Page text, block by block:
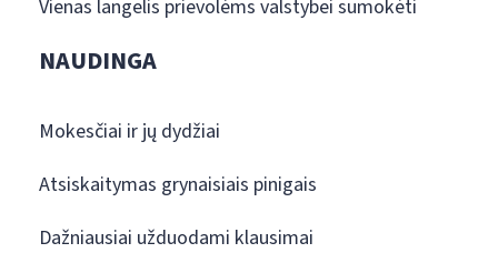
Vienas langelis prievolėms valstybei sumokėti
NAUDINGA
Mokesčiai ir jų dydžiai
Atsiskaitymas grynaisiais pinigais
Dažniausiai užduodami klausimai